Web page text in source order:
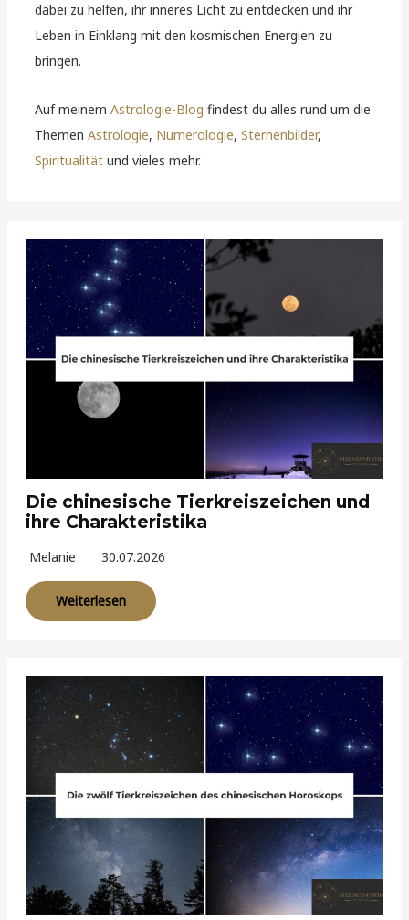
dabei zu helfen, ihr inneres Licht zu entdecken und ihr
Leben in Einklang mit den kosmischen Energien zu
bringen.
Auf meinemAstrologie-Blog findest du alles rund um die
ThemenAstrologie, Numerologie,Sternenbilder,
Spiritualität und vieles mehr.
Die chinesische Tierkreiszeichen und
ihre Charakteristika
Melanie 30.07.2026
Weiterlesen